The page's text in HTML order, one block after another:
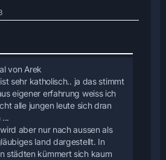
von Arek
sehr katholisch.. ja das stimmt
eigener erfahrung weiss ich
alle jungen leute sich dran
...
aber nur nach aussen als
land dargestellt. In
städten kümmert sich kaum